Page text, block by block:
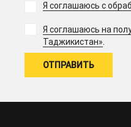
Я соглашаюсь с
Я соглашаюсь на
Таджикистан».